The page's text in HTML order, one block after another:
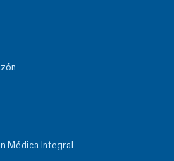
Médica Integral